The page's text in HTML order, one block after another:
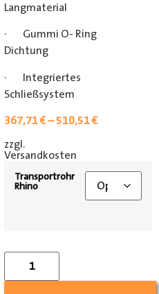
Langmaterial
· Gummi O- Ring
Dichtung
· Integriertes
Schließsystem
367,71€–510,51€
zzgl.
Versandkosten
Transportrohr
Rhino